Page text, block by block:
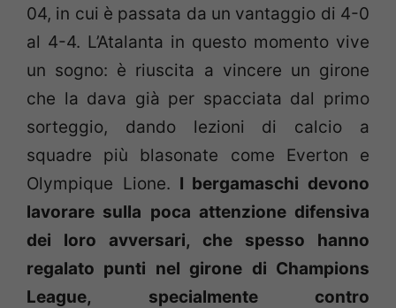
04, in cui è passata da un vantaggio di 4-0
al 4-4. L’Atalanta in questo momento vive
un sogno: è riuscita a vincere un girone
che la dava già per spacciata dal primo
sorteggio, dando lezioni di calcio a
squadre più blasonate come Everton e
Olympique Lione. I bergamaschi devono
lavorare sulla poca attenzione difensiva
dei loro avversari, che spesso hanno
regalato punti nel girone di Champions
League, specialmente contro